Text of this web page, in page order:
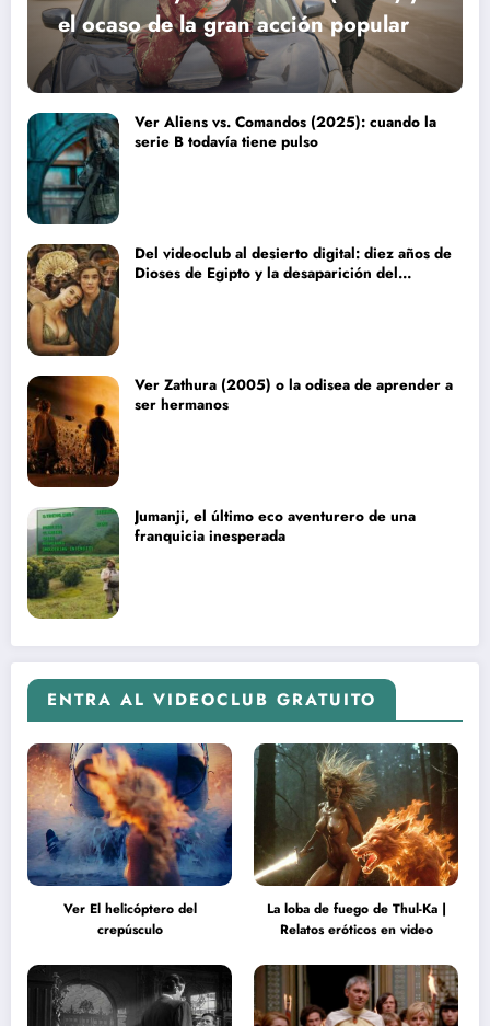
el ocaso de la gran acción popular
Ver Aliens vs. Comandos (2025): cuando la
serie B todavía tiene pulso
Del videoclub al desierto digital: diez años de
Dioses de Egipto y la desaparición del
Ver Zathura (2005) o la odisea de aprender a
ser hermanos
Jumanji, el último eco aventurero de una
franquicia inesperada
ENTRA AL VIDEOCLUB GRATUITO
Ver El helicóptero del
crepúsculo
La loba de fuego de Thul-Ka |
Relatos eróticos en video